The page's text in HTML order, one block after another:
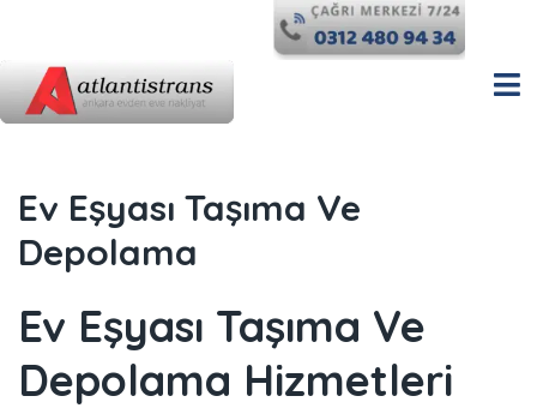
Ev Eşyası Taşıma Ve
Depolama
Ev Eşyası Taşıma Ve
Depolama Hizmetleri